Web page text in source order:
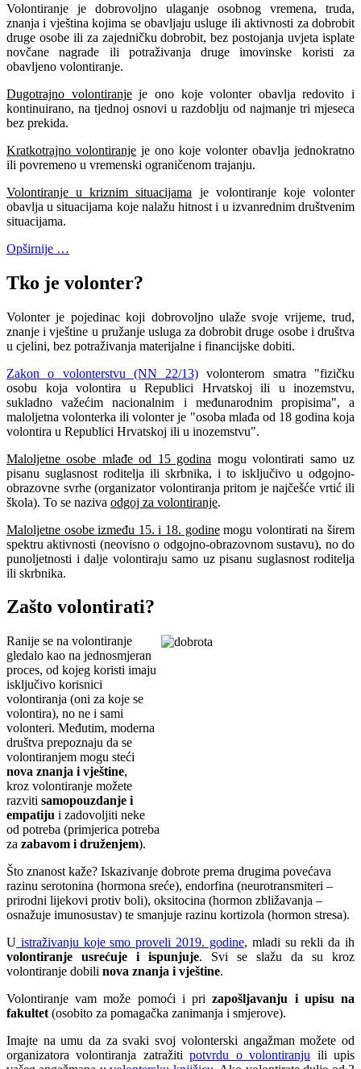
Volontiranje je dobrovoljno ulaganje osobnog vremena, truda,
znanja i vještina kojima se obavljaju usluge ili aktivnosti za dobrobit
druge osobe ili za zajedničku dobrobit, bez postojanja uvjeta isplate
novčane nagrade ili potraživanja druge imovinske koristi za
obavljeno volontiranje.
Dugotrajno volontiranjeje ono koje volonter obavlja redovito i
kontinuirano, na tjednoj osnovi u razdoblju od najmanje tri mjeseca
bez prekida.
Kratkotrajno volontiranje je ono koje volonter obavlja jednokratno
ili povremeno u vremenski ograničenom trajanju.
Volontiranje u kriznim situacijama je volontiranje koje volonter
obavlja u situacijama koje nalažu hitnost i u izvanrednim društvenim
situacijama.
Opširnije …
Tko je volonter?
Volonter je pojedinac koji dobrovoljno ulaže svoje vrijeme, trud,
znanje i vještine u pružanje usluga za dobrobit druge osobe i društva
u cjelini, bez potraživanja materijalne i financijske dobiti.
Zakon o volonterstvu (NN 22/13) volonterom smatra "fizičku
osobu koja volontira u Republici Hrvatskoj ili u inozemstvu,
sukladno važećim nacionalnim i međunarodnim propisima", a
maloljetna volonterka ili volonter je "osoba mlađa od 18 godina koja
volontira u Republici Hrvatskoj ili u inozemstvu".
Maloljetne osobe mlađe od 15 godina mogu volontirati samo uz
pisanu suglasnost roditelja ili skrbnika, i to isključivo u odgojno-
obrazovne svrhe (organizator volontiranja pritom je najčešće vrtić ili
škola). To se naziva odgoj za volontiranje.
Maloljetne osobe između 15. i 18. godinemogu volontirati na širem
spektru aktivnosti (neovisno o odgojno-obrazovnom sustavu), no do
punoljetnosti i dalje volontiraju samo uz pisanu suglasnost roditelja
ili skrbnika.
Zašto volontirati?
Ranije se na volontiranje
gledalo kao na jednosmjeran
proces, od kojeg koristi imaju
isključivo korisnici
volontiranja (oni za koje se
volontira), no ne i sami
volonteri. Međutim, moderna
društva prepoznaju da se
volontiranjem mogu steći
nova znanja i vještine,
kroz volontiranje možete
razviti samopouzdanje i
empatiju i zadovoljiti neke
od potreba (primjerica potreba
za zabavom i druženjem).
Što znanost kaže? Iskazivanje dobrote prema drugima povećava
razinu serotonina (hormona sreće), endorfina (neurotransmiteri –
prirodni lijekovi protiv boli), oksitocina (hormon zbližavanja –
osnažuje imunosustav) te smanjuje razinu kortizola (hormon stresa).
U istraživanju koje smo proveli 2019. godine, mladi su rekli da ih
volontiranje usrećuje i ispunjuje. Svi se slažu da su kroz
volontiranje dobili nova znanja i vještine.
Volontiranje vam može pomoći i prizapošljavanju i upisu na
fakultet (osobito za pomagačka zanimanja i smjerove).
Imajte na umu da za svaki svoj volonterski angažman možete od
organizatora volontiranja zatražitipotvrdu o volontiranju ili upis